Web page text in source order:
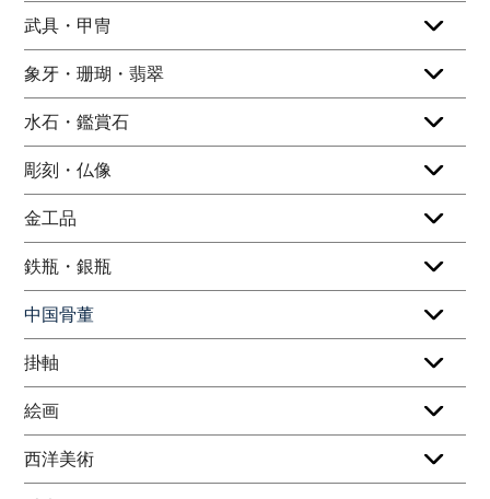
武具・甲冑
象牙・珊瑚・翡翠
水石・鑑賞石
彫刻・仏像
金工品
鉄瓶・銀瓶
中国骨董
掛軸
絵画
西洋美術